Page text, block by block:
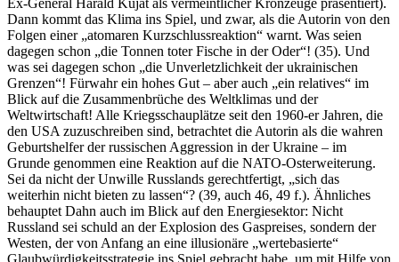
Dann kommt das Klima ins Spiel, und zwar, als die Autorin von den
Folgen einer „atomaren Kurzschlussreaktion“ warnt. Was seien
dagegen schon „die Tonnen toter Fische in der Oder“! (35). Und
was sei dagegen schon „die Unverletzlichkeit der ukrainischen
Grenzen“! Fürwahr ein hohes Gut – aber auch „ein relatives“ im
Blick auf die Zusammenbrüche des Weltklimas und der
Weltwirtschaft! Alle Kriegsschauplätze seit den 1960-er Jahren, die
den USA zuzuschreiben sind, betrachtet die Autorin als die wahren
Geburtshelfer der russischen Aggression in der Ukraine – im
Grunde genommen eine Reaktion auf die NATO-Osterweiterung.
Sei da nicht der Unwille Russlands gerechtfertigt, „sich das
weiterhin nicht bieten zu lassen“? (39, auch 46, 49 f.). Ähnliches
behauptet Dahn auch im Blick auf den Energiesektor: Nicht
Russland sei schuld an der Explosion des Gaspreises, sondern der
Westen, der von Anfang an eine illusionäre „wertebasierte“
Glaubwürdigkeitsstrategie ins Spiel gebracht habe, um mit Hilfe von